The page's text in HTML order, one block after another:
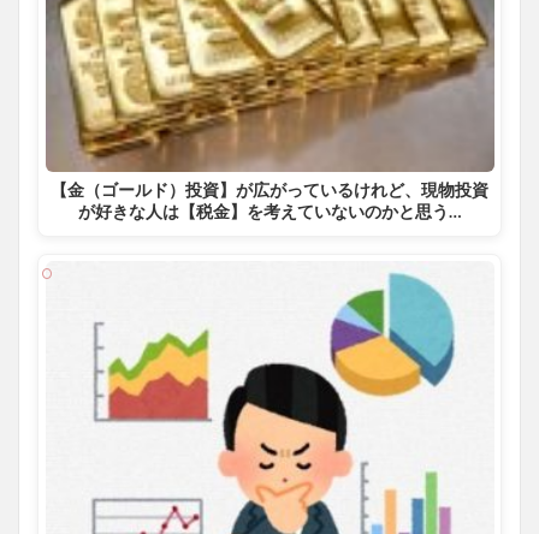
【金（ゴールド）投資】が広がっているけれど、現物投資
が好きな人は【税金】を考えていないのかと思う…